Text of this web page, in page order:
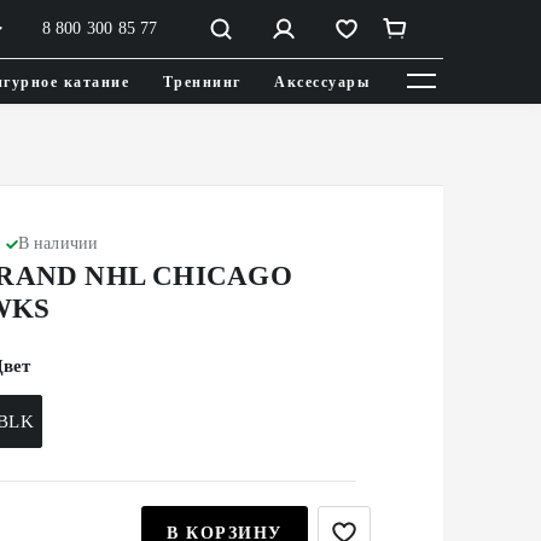
8 800 300 85 77
катание Треннинг Аксессуары
В наличии
NHL CHICAGO
В КОРЗИНУ